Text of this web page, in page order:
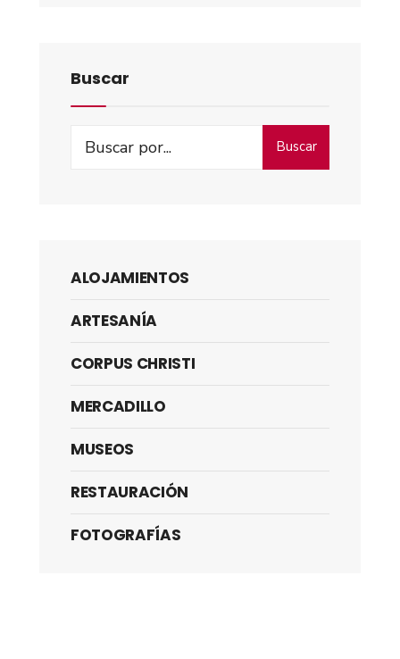
Buscar
Buscar
ALOJAMIENTOS
ARTESANÍA
CORPUS CHRISTI
MERCADILLO
MUSEOS
RESTAURACIÓN
FOTOGRAFÍAS